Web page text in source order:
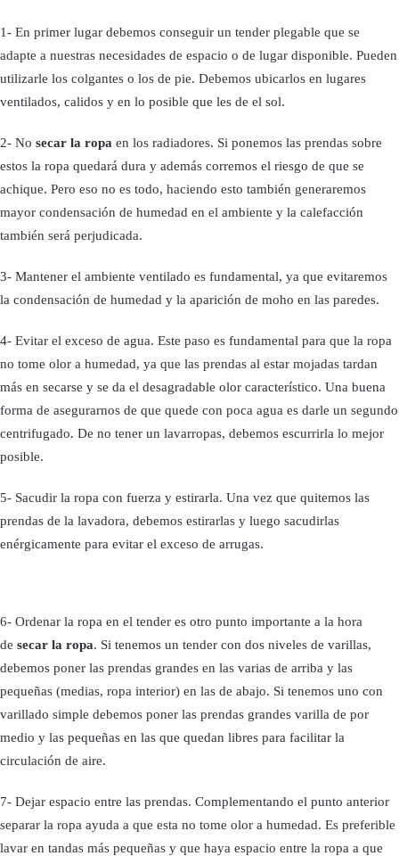
1- En primer lugar debemos conseguir un tender plegable que se
adapte a nuestras necesidades de espacio o de lugar disponible. Pueden
utilizarle los colgantes o los de pie. Debemos ubicarlos en lugares
ventilados, calidos y en lo posible que les de el sol.
2- No secar la ropa en los radiadores. Si ponemos las prendas sobre
estos la ropa quedará dura y además corremos el riesgo de que se
achique. Pero eso no es todo, haciendo esto también generaremos
mayor condensación de humedad en el ambiente y la calefacción
también será perjudicada.
3- Mantener el ambiente ventilado es fundamental, ya que evitaremos
la condensación de humedad y la aparición de moho en las paredes.
4- Evitar el exceso de agua. Este paso es fundamental para que la ropa
no tome olor a humedad, ya que las prendas al estar mojadas tardan
más en secarse y se da el desagradable olor característico. Una buena
forma de asegurarnos de que quede con poca agua es darle un segundo
centrifugado. De no tener un lavarropas, debemos escurrirla lo mejor
posible.
5- Sacudir la ropa con fuerza y estirarla. Una vez que quitemos las
prendas de la lavadora, debemos estirarlas y luego sacudirlas
enérgicamente para evitar el exceso de arrugas.
6- Ordenar la ropa en el tender es otro punto importante a la hora
de secar la ropa. Si tenemos un tender con dos niveles de varillas,
debemos poner las prendas grandes en las varias de arriba y las
pequeñas (medias, ropa interior) en las de abajo. Si tenemos uno con
varillado simple debemos poner las prendas grandes varilla de por
medio y las pequeñas en las que quedan libres para facilitar la
circulación de aire.
7- Dejar espacio entre las prendas. Complementando el punto anterior
separar la ropa ayuda a que esta no tome olor a humedad. Es preferible
lavar en tandas más pequeñas y que haya espacio entre la ropa a que